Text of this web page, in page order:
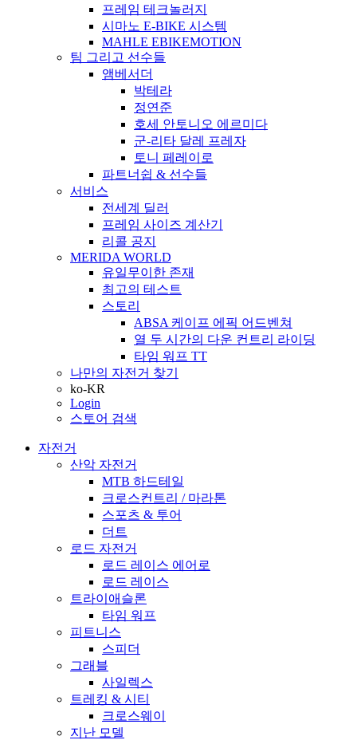
프레임 테크놀러지
시마노 E-BIKE 시스템
MAHLE EBIKEMOTION
팀 그리고 선수들
앰베서더
박테라
정연준
호세 안토니오 에르미다
군-리타 달레 프레자
토니 페레이로
파트너쉽 & 선수들
서비스
전세계 딜러
프레임 사이즈 계산기
리콜 공지
MERIDA WORLD
유일무이한 존재
최고의 테스트
스토리
ABSA 케이프 에픽 어드벤쳐
열 두 시간의 다운 컨트리 라이딩
타임 워프 TT
나만의 자전거 찾기
ko-KR
Login
스토어 검색
자전거
산악 자전거
MTB 하드테일
크로스컨트리 / 마라톤
스포츠 & 투어
더트
로드 자전거
로드 레이스 에어로
로드 레이스
트라이애슬론
타임 워프
피트니스
스피더
그래블
사일렉스
트레킹 & 시티
크로스웨이
지난 모델